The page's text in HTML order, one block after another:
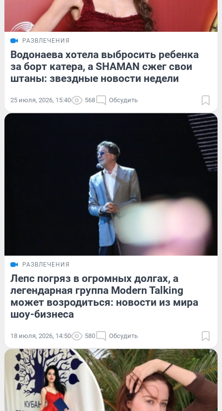
РАЗВЛЕЧЕНИЯ
Водонаева хотела выбросить ребенка
за борт катера, а SHAMAN сжег свои
штаны: звездные новости недели
25 июля, 2026, 15:40 568 Обсудить
РАЗВЛЕЧЕНИЯ
Лепс погряз в огромных долгах, а
легендарная группа Modern Talking
может возродиться: новости из мира
шоу-бизнеса
18 июля, 2026, 14:50 580 Обсудить